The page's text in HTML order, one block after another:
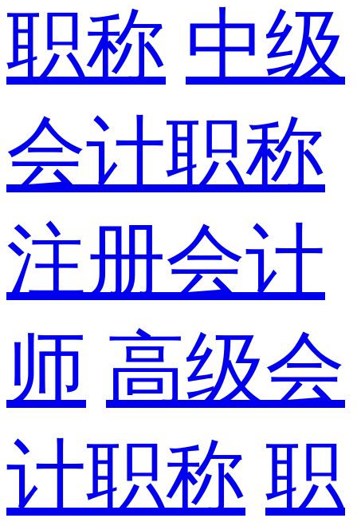
职称 中级
会计职称
注册会计
师 高级会
计职称 职